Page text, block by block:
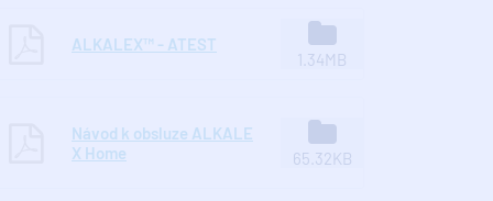
ALKALEX™ - ATEST
1.34MB
Návod k obsluze ALKALE
X Home
65.32KB